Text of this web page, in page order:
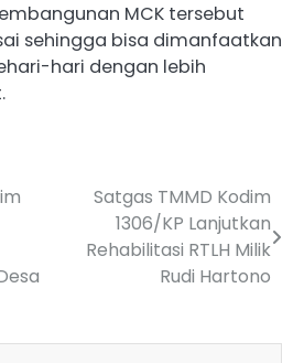
MCK tersebut
sehingga bisa dimanfaatkan
hari dengan lebih
Satgas TMMD Kodim
1306/KP Lanjutkan
Rehabilitasi RTLH Milik
Rudi Hartono